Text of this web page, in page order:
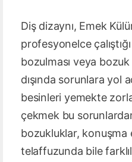
Diş dizaynı, Emek
profesyonelce
bozulması veya
dışında sorunlara yol
besinleri yemekte
çekmek bu
bozukluklar, konuşma
telaffuzunda bile